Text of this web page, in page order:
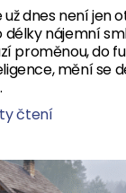
dnes není jen
nájemní
proměnou, do
mění se
čtení